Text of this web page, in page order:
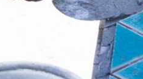
שיפצתי את הדירה בחריש
קיבלתי 3 הצעות מחיר
בהצעה שהכי נראתה לי ויצאנו
סופר מקצועיים . מומלץ בחום !!